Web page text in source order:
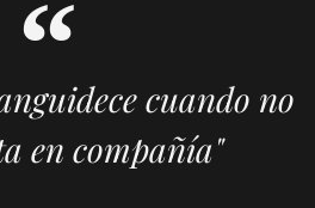
cuando no
en compañía"